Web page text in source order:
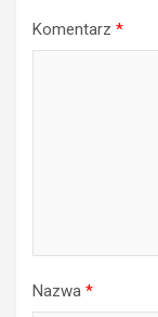
Komentarz *
Nazwa *